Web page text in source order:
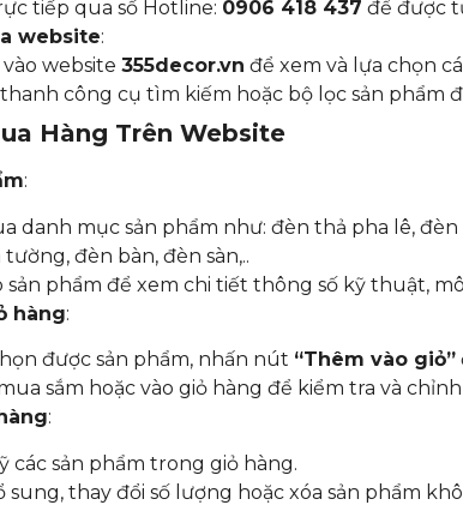
tiếp qua số Hotline: 0906 418 437 để được
website:
website 355decor.vn để xem và lựa chọn
công cụ tìm kiếm hoặc bộ lọc sản phẩm
Hàng Trên Website
:
danh mục sản phẩm như: đèn thả pha lê,
đèn bàn, đèn sàn,..
sản phẩm để xem chi tiết thông số kỹ thuật,
hàng:
được sản phẩm, nhấn nút “Thêm vào giỏ”
sắm hoặc vào giỏ hàng để kiểm tra và
:
các sản phẩm trong giỏ hàng.
sung, thay đổi số lượng hoặc xóa sản phẩm